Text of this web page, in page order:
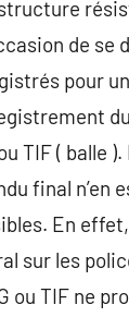
de
pour
TIF ( balle
final n’en
En
sur les
ou TIF ne